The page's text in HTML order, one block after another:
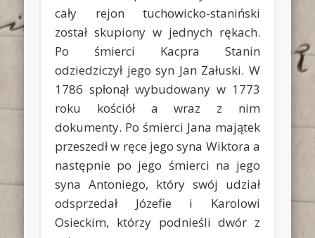
cały rejon tuchowicko-staniński
został skupiony w jednych rękach.
Po śmierci Kacpra Stanin
odziedziczył jego syn Jan Załuski. W
1786 spłonął wybudowany w 1773
roku kościół a wraz z nim
dokumenty. Po śmierci Jana majątek
przeszedł w ręce jego syna Wiktora a
następnie po jego śmierci na jego
syna Antoniego, który swój udział
odsprzedał Józefie i Karolowi
Osieckim, którzy podnieśli dwór z